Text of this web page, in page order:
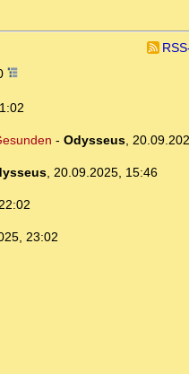
- Odysseus,
, 20.09.2025, 15:46
23:02